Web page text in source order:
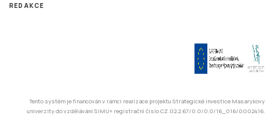
REDAKCE
Tento systém je financován v rámci realizace projektu Strategické investice Masarykovy
univerzity do vzdělávání SIMU+ registrační číslo CZ.02.2.67/0.0/0.0/16_016/0002416.